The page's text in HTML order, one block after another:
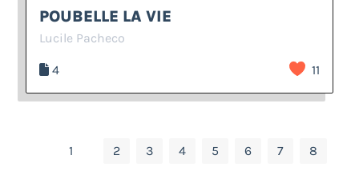
POUBELLE LA VIE
Lucile Pacheco
4 11
1 2 3 4 5 6 7 8